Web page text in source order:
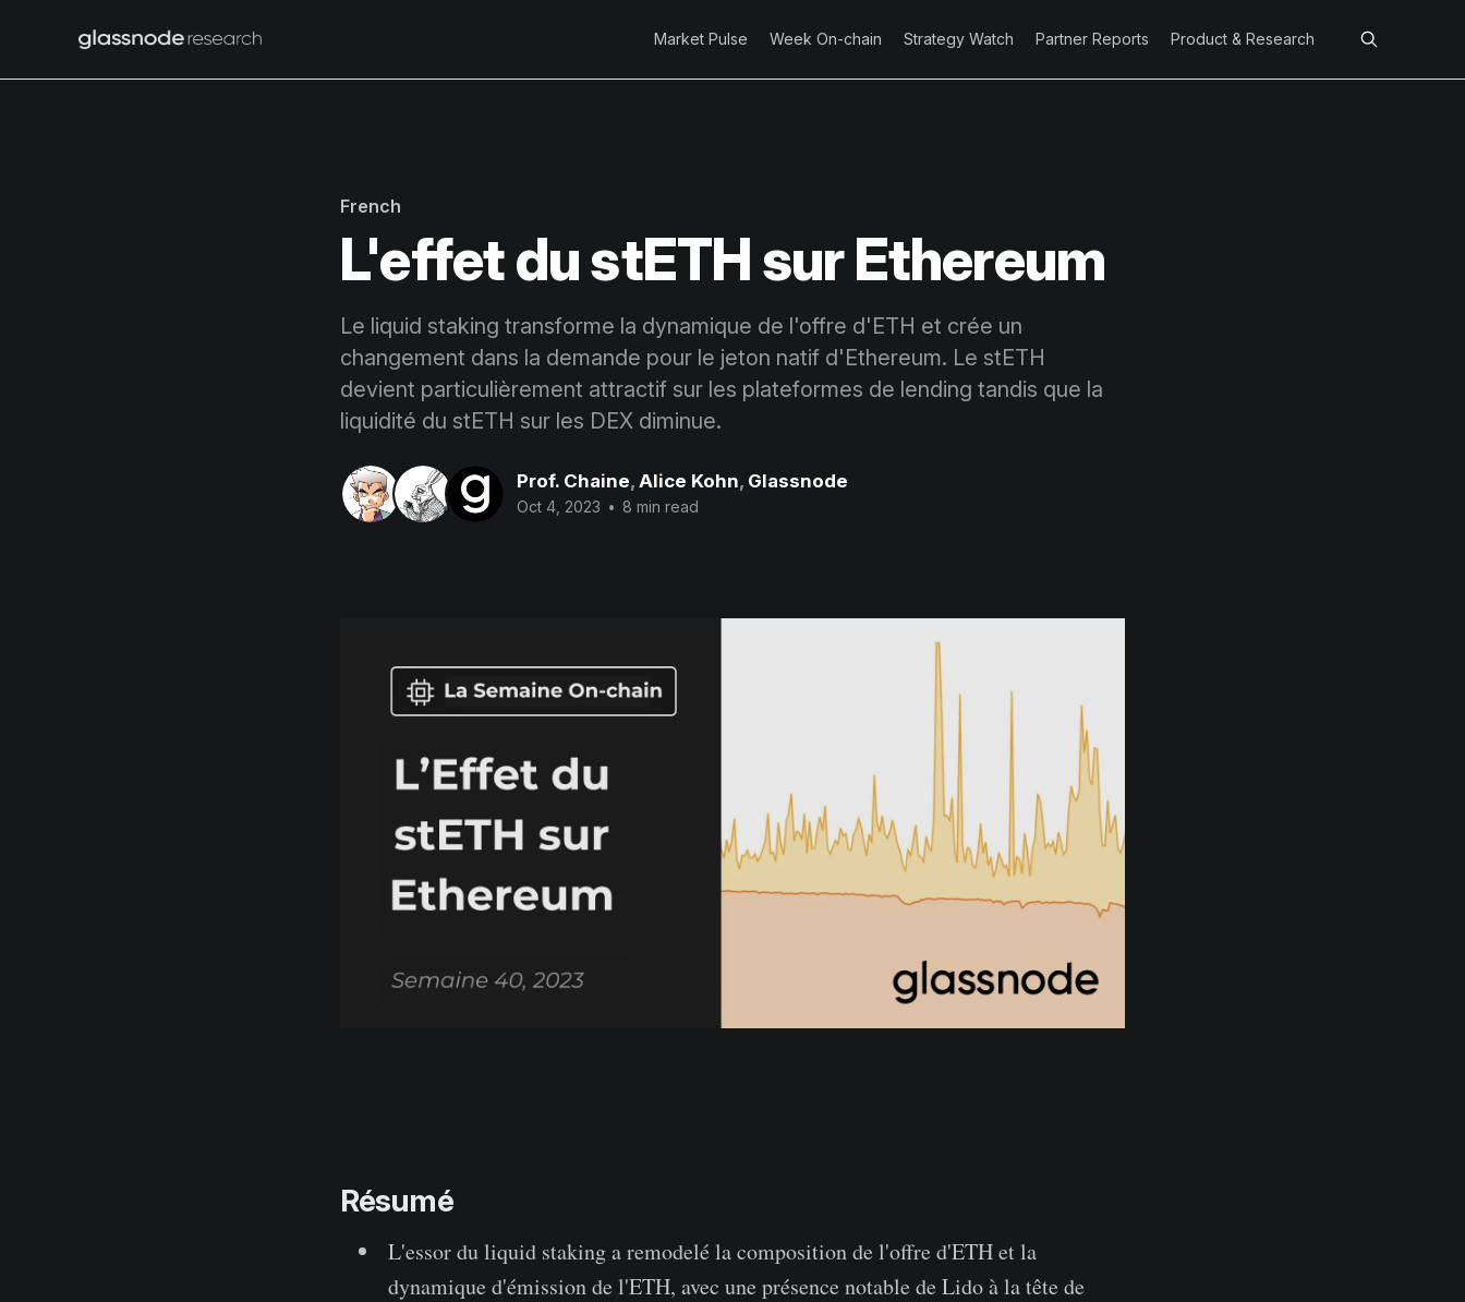
Market Pulse Week On-chain Strategy Watch Partner Reports Product & Research
French
L'effet du stETH sur Ethereum
Le liquid staking transforme la dynamique de l'offre d'ETH et crée un
changement dans la demande pour le jeton natif d'Ethereum. Le stETH
devient particulièrement attractif sur les plateformes de lending tandis que la
liquidité du stETH sur les DEX diminue.
Prof. Chaine, Alice Kohn, Glassnode
Oct 4, 2023 • 8 min read
Résumé
L'essor du liquid staking a remodelé la composition de l'offre d'ETH et la
dynamique d'émission de l'ETH, avec une présence notable de Lido à la tête de